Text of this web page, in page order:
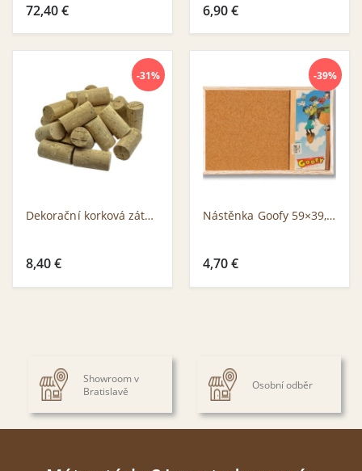
72,40€ 6,90€
-31%
Dekorační korková zátka NATUR COLMAT, 43,5x23mm, bal. 50 ks
8,40€
-39%
Nástěnka Goofy 59×39,5 cm
4,70€
Showroom v
Bratislavě
Osobní odběr